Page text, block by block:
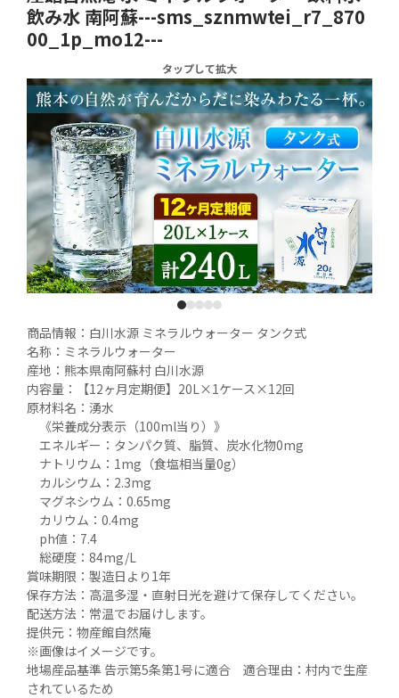
飲み水 南阿蘇---sms_sznmwtei_r7_870
00_1p_mo12---
タップして拡大
1 2 3 4 5
商品情報：白川水源 ミネラルウォーター タンク式
名称：ミネラルウォーター
産地：熊本県南阿蘇村 白川水源
内容量：【12ヶ月定期便】20L×1ケース×12回
原材料名：湧水
《栄養成分表示（100ml当り）》
エネルギー：タンパク質、脂質、炭水化物0mg
ナトリウム：1mg（食塩相当量0g）
カルシウム：2.3mg
マグネシウム：0.65mg
カリウム：0.4mg
ph値：7.4
総硬度：84mg/L
賞味期限：製造日より1年
保存方法：高温多湿・直射日光を避けて保存してください。
配送方法：常温でお届けします。
提供元：物産館自然庵
※画像はイメージです。
地場産品基準 告示第5条第1号に適合　適合理由：村内で生産
されているため